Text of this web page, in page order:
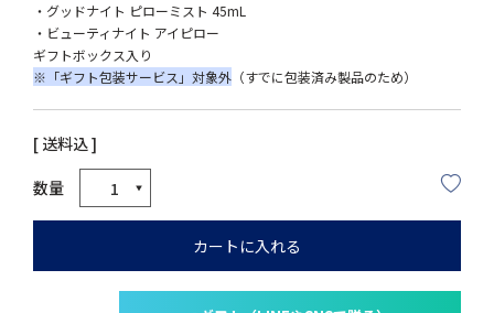
・グッドナイト ピローミスト 45mL
・ビューティナイト アイピロー
ギフトボックス入り
※「ギフト包装サービス」対象外 （すでに包装済み製品のため）
送料込
カートに入れる